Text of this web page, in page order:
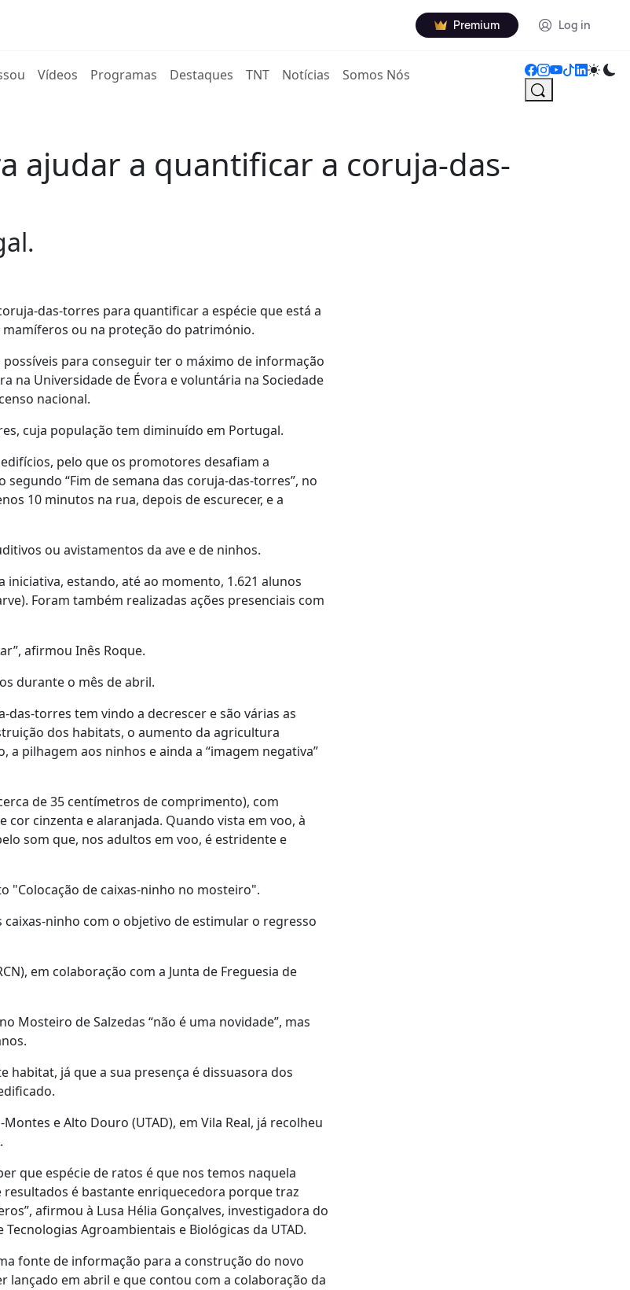
Premium Log in
Vídeos Programas Destaques TNT Notícias Somos Nós
ajudar a quantificar a coruja-das-
das-torres para quantificar a espécie que está a
ou na proteção do património.
para conseguir ter o máximo de informação
na Universidade de Évora e voluntária na Sociedade
nacional.
cuja população tem diminuído em Portugal.
pelo que os promotores desafiam a
“Fim de semana das coruja-das-torres”, no
10 minutos na rua, depois de escurecer, e a
ou avistamentos da ave e de ninhos.
estando, até ao momento, 1.621 alunos
Foram também realizadas ações presenciais com
afirmou Inês Roque.
durante o mês de abril.
torres tem vindo a decrescer e são várias as
dos habitats, o aumento da agricultura
pilhagem aos ninhos e ainda a “imagem negativa”
de 35 centímetros de comprimento), com
cinzenta e alaranjada. Quando vista em voo, à
som que, nos adultos em voo, é estridente e
"Colocação de caixas-ninho no mosteiro".
ninho com o objetivo de estimular o regresso
em colaboração com a Junta de Freguesia de
Mosteiro de Salzedas “não é uma novidade”, mas
habitat, já que a sua presença é dissuasora dos
e Alto Douro (UTAD), em Vila Real, já recolheu
que espécie de ratos é que nos temos naquela
é bastante enriquecedora porque traz
afirmou à Lusa Hélia Gonçalves, investigadora do
Agroambientais e Biológicas da UTAD.
fonte de informação para a construção do novo
em abril e que contou com a colaboração da